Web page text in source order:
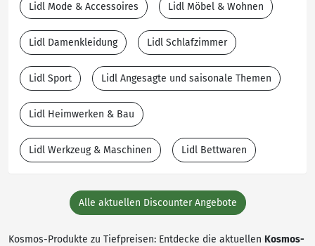
Lidl Mode & Accessoires Lidl Möbel & Wohnen
Lidl Damenkleidung Lidl Schlafzimmer
Lidl Sport Lidl Angesagte und saisonale Themen
Lidl Heimwerken & Bau
Lidl Werkzeug & Maschinen Lidl Bettwaren
Alle aktuellen Discounter Angebote
Kosmos-Produkte zu Tiefpreisen: Entdecke die aktuellen Kosmos-